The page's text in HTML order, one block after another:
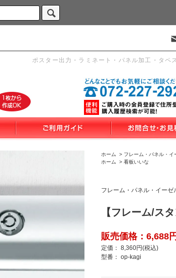
ポスター出力・ラミネート・パネル加工・タペ
ホーム > フレーム・パネル・イ
ホーム
> 看板いいな
フレーム・パネル・イーゼ
【フレーム/ス
販売価格：6,688
定価： 8,360円(税込)
型番： op-kagi